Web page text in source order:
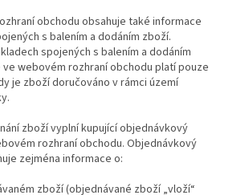
obchodu obsahuje také informace
s balením a dodáním zboží.
spojených s balením a dodáním
webovém rozhraní obchodu platí pouze
je zboží doručováno v rámci území
zboží vyplní kupující objednávkový
rozhraní obchodu. Objednávkový
zejména informace o:
zboží (objednávané zboží „vloží“